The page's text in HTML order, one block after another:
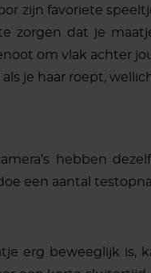
zijn favoriete
zorgen dat je
om vlak achter
je haar roept,
hebben
een aantal
erg beweeglijk is,